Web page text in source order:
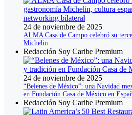
24 de noviembre de 2025
ALMA Casa de Campo celebró su
Michelin
Redacción Soy Caribe Premium
24 de noviembre de 2025
“Belenes de México”: una Navidad
en Fundación Casa de México en
Redacción Soy Caribe Premium